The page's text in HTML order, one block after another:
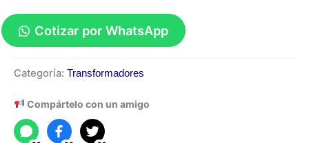
Cotizar por WhatsApp
TR
503
cantidad
Categoría: Transformadores
Compártelo con un amigo